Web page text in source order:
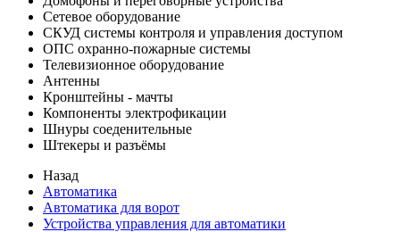
Сетевое оборудование
СКУД системы контроля и управления доступом
ОПС охранно-пожарные системы
Телевизионное оборудование
Антенны
Кронштейны - мачты
Компоненты электрофикации
Шнуры соеденительные
Штекеры и разъёмы
Назад
Автоматика
Автоматика для ворот
Устройства управления для автоматики